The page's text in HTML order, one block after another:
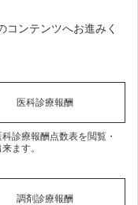
コンテンツへお進みく
医科診療報酬
診療報酬点数表を閲覧・
ます。
調剤診療報酬